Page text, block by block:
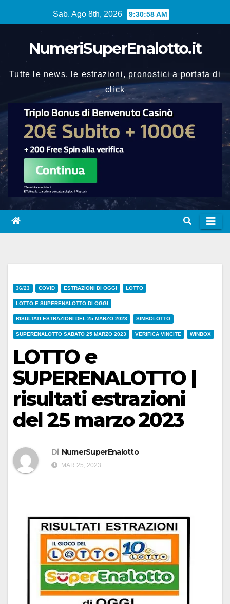
al
Sab. Ago 8th, 2026 9:30:58 AM
NumeriSuperEnalotto.it
Tutte le news, le estrazioni, pronostici a portata di
click
36/23 COVID ESTRAZIONI DI OGGI LOTTO
LOTTO E SUPERENALOTTO DI OGGI
RISULTATI ESTRAZIONI DEL 25 MARZO 2023 SIMBOLOTTO
SUPERENALOTTO SABATO 25 MARZO 2023 VERIFICA VINCITE WINBOX
LOTTO e
SUPERENALOTTO |
risultati estrazioni
del 25 marzo 2023
Di NumerSuperEnalotto
MAR 25, 2023